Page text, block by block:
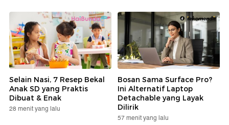
Selain Nasi, 7 Resep Bekal
Anak SD yang Praktis
Dibuat & Enak
28 menit yang lalu
Bosan Sama Surface Pro?
Ini Alternatif Laptop
Detachable yang Layak
Dilirik
57 menit yang lalu